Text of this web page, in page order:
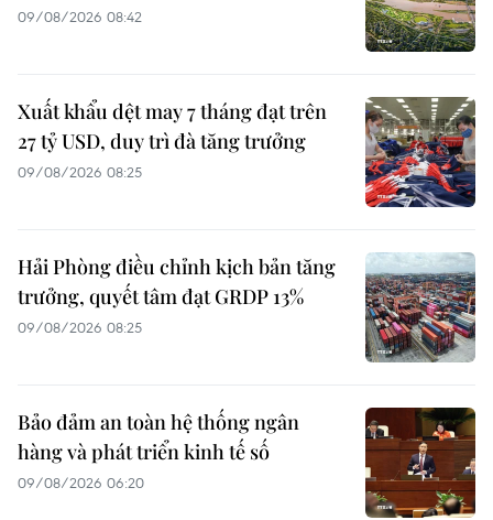
09/08/2026 08:42
Xuất khẩu dệt may 7 tháng đạt trên
27 tỷ USD, duy trì đà tăng trưởng
09/08/2026 08:25
Hải Phòng điều chỉnh kịch bản tăng
trưởng, quyết tâm đạt GRDP 13%
09/08/2026 08:25
Bảo đảm an toàn hệ thống ngân
hàng và phát triển kinh tế số
09/08/2026 06:20